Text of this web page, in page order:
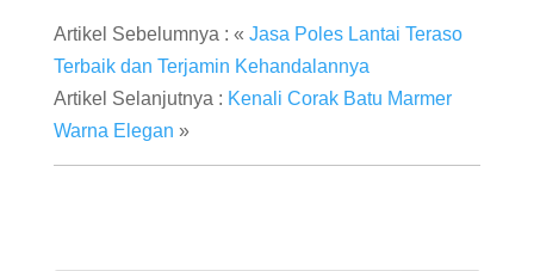
Artikel Sebelumnya : « Jasa Poles Lantai Teraso
Terbaik dan Terjamin Kehandalannya
Artikel Selanjutnya : Kenali Corak Batu Marmer
Warna Elegan »